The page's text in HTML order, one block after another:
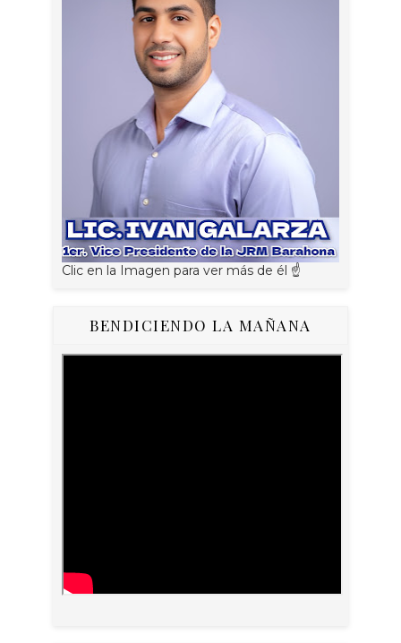
Clic en la Imagen para ver más de él ☝
BENDICIENDO LA MAÑANA